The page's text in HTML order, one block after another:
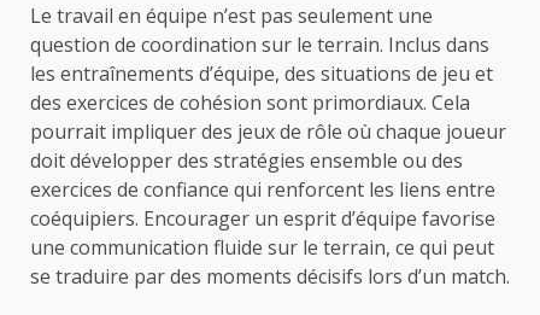
Le travail en équipe n’est pas seulement une
question de coordination sur le terrain. Inclus dans
les entraînements d’équipe, des situations de jeu et
des exercices de cohésion sont primordiaux. Cela
pourrait impliquer des jeux de rôle où chaque joueur
doit développer des stratégies ensemble ou des
exercices de confiance qui renforcent les liens entre
coéquipiers. Encourager un esprit d’équipe favorise
une communication fluide sur le terrain, ce qui peut
se traduire par des moments décisifs lors d’un match.